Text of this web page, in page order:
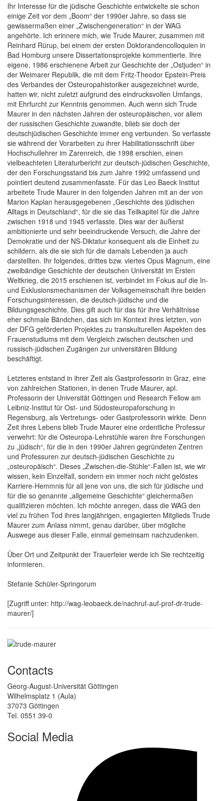
Ihr Interesse für die jüdische Geschichte entwickelte sie schon
einige Zeit vor dem „Boom“ der 1990er Jahre, so dass sie
gewissermaßen einer „Zwischengeneration“ in der WAG
angehörte. Ich erinnere mich, wie Trude Maurer, zusammen mit
Reinhard Rürup, bei einem der ersten Doktorandencolloquien in
Bad Homburg unsere Dissertationsprojekte kommentierte. Ihre
eigene, 1986 erschienene Arbeit zur Geschichte der „Ostjuden“ in
der Weimarer Republik, die mit dem Fritz-Theodor Epstein-Preis
des Verbandes der Osteuropahistoriker ausgezeichnet wurde,
hatten wir, nicht zuletzt aufgrund des eindrucksvollen Umfangs,
mit Ehrfurcht zur Kenntnis genommen. Auch wenn sich Trude
Maurer in den nächsten Jahren der osteuropäischen, vor allem
der russischen Geschichte zuwandte, blieb sie doch der
deutschjüdischen Geschichte immer eng verbunden. So verfasste
sie während der Vorarbeiten zu ihrer Habilitationsschrift über
Hochschullehrer im Zarenreich, die 1998 erschien, einen
vielbeachteten Literaturbericht zur deutsch-jüdischen Geschichte,
der den Forschungsstand bis zum Jahre 1992 umfassend und
pointiert deutend zusammenfasste. Für das Leo Baeck Institut
arbeitete Trude Maurer in den folgenden Jahren mit an der von
Marion Kaplan herausgegebenen „Geschichte des jüdischen
Alltags in Deutschland“, für die sie das Teilkapitel für die Jahre
zwischen 1918 und 1945 verfasste. Dies war der äußerst
ambitionierte und sehr beeindruckende Versuch, die Jahre der
Demokratie und der NS-Diktatur konsequent als die Einheit zu
schildern, als die sie sich für die damals Lebenden ja auch
darstellten. Ihr folgendes, drittes bzw. viertes Opus Magnum, eine
zweibändige Geschichte der deutschen Universität im Ersten
Weltkrieg, die 2015 erschienen ist, verbindet im Fokus auf die In-
und Exklusionsmechanismen der Volksgemeinschaft ihre beiden
Forschungsinteressen, die deutsch-jüdische und die
Bildungsgeschichte. Dies gilt auch für das für ihre Verhältnisse
eher schmale Bändchen, das sich im Kontext ihres letzten, von
der DFG geförderten Projektes zu transkulturellen Aspekten des
Frauenstudiums mit dem Vergleich zwischen deutschen und
russisch-jüdischen Zugängen zur universitären Bildung
beschäftigt.
Letzteres entstand in ihrer Zeit als Gastprofessorin in Graz, eine
von zahlreichen Stationen, in denen Trude Maurer, apl.
Professorin der Universität Göttingen und Research Fellow am
Leibniz-Institut für Ost- und Südosteuropaforschung in
Regensburg, als Vertretungs- oder Gastprofessorin wirkte. Denn
Zeit ihres Lebens blieb Trude Maurer eine ordentliche Professur
verwehrt: für die Osteuropa-Lehrstühle waren ihre Forschungen
zu „jüdisch“, für die in den 1990er Jahren gegründeten Zentren
und Professuren zur deutsch-jüdischen Geschichte zu
„osteuropäisch“. Dieses „Zwischen-die-Stühle“-Fallen ist, wie wir
wissen, kein Einzelfall, sondern ein immer noch nicht gelöstes
Karriere-Hemmnis für all jene von uns, die sich für jüdische und
für die so genannte „allgemeine Geschichte“ gleichermaßen
qualifizieren möchten. Ich möchte anregen, dass die WAG den
viel zu frühen Tod ihres langjährigen, engagierten Mitglieds Trude
Maurer zum Anlass nimmt, genau darüber, über mögliche
Auswege aus dieser Falle, einmal gemeinsam nachzudenken.
Über Ort und Zeitpunkt der Trauerfeier werde ich Sie rechtzeitig
informieren.
Stefanie Schüler-Springorum
[Zugriff unter: http://wag-leobaeck.de/nachruf-auf-prof-dr-trude-
maurer/]
Contacts
Georg-August-Universität Göttingen
Wilhelmsplatz 1 (Aula)
37073 Göttingen
Tel. 0551 39-0
Social Media